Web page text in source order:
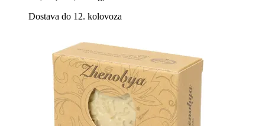
Dostava do 12. kolovoza